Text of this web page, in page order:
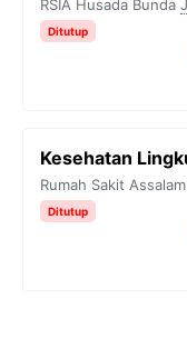
RSIA Husada Bunda
Ditutup
Kesehatan
Rumah Sakit
Ditutup